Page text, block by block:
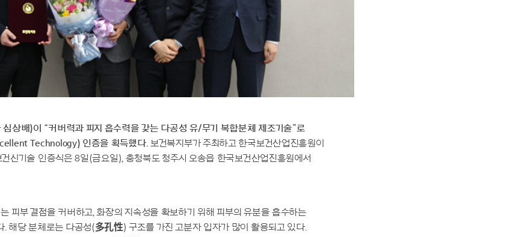
상배)이 “커버력과 피지 흡수력을 갖는 다공성 유/무기 복합분체 제조기술”로
Technology) 인증을 획득했다. 보건복지부가 주최하고 한국보건산업진흥원이
신기술 인증식은 8일(금요일), 충청북도 청주시 오송읍 한국보건산업진흥원에서
피부 결점을 커버하고, 화장의 지속성을 확보하기 위해 피부의 유분을 흡수하는
해당 분체로는 다공성(多孔性) 구조를 가진 고분자 입자가 많이 활용되고 있다.